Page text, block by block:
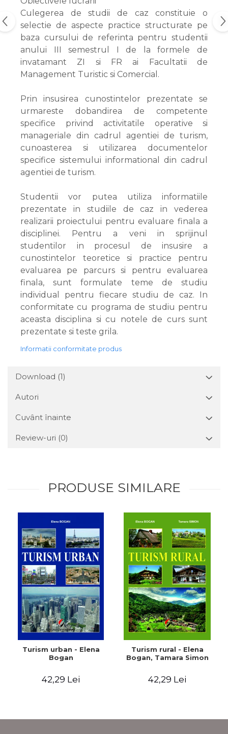
Culegerea de studii de caz constituie o
selectie de aspecte practice structurate pe
baza cursului de referinta pentru studentii
anului III semestrul I de la formele de
invatamant ZI si FR ai Facultatii de
Management Turistic si Comercial.
Prin insusirea cunostintelor prezentate se
urmareste dobandirea de competente
specifice privind activitatile operative si
manageriale din cadrul agentiei de turism,
cunoasterea si utilizarea documentelor
specifice sistemului informational din cadrul
agentiei de turism.
Studentii vor putea utiliza informatiile
prezentate in studiile de caz in vederea
realizarii proiectului pentru evaluare finala a
disciplinei. Pentru a veni in sprijinul
studentilor in procesul de insusire a
cunostintelor teoretice si practice pentru
evaluarea pe parcurs si pentru evaluarea
finala, sunt formulate teme de studiu
individual pentru fiecare studiu de caz. In
conformitate cu programa de studiu pentru
aceasta disciplina si cu notele de curs sunt
prezentate si teste grila.
Informatii conformitate produs
Download (1)
Autori
Cuvânt înainte
Review-uri (0)
PRODUSE SIMILARE
Turism urban - Elena
Bogan
42,29 Lei
Turism rural - Elena
Bogan, Tamara Simon
42,29 Lei